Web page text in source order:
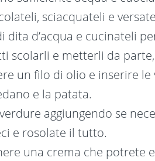
sciacquateli e
dita d’acqua e cucinateli
scolarli e metterli da
un filo di olio e inserire le
e la patata.
aggiungendo se
e rosolate il tutto.
una crema che potrete